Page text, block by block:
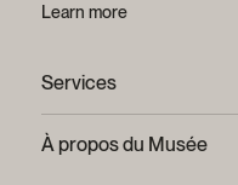
Learn more
Services
Salle de presse
À propos du Musée